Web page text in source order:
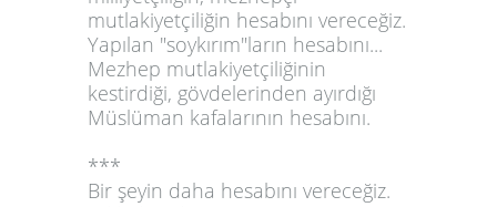
mutlakiyetçiliğin hesabını vereceğiz.
Yapılan "soykırım"ların hesabını...
Mezhep mutlakiyetçiliğinin
kestirdiği, gövdelerinden ayırdığı
Müslüman kafalarının hesabını.
***
Bir şeyin daha hesabını vereceğiz.